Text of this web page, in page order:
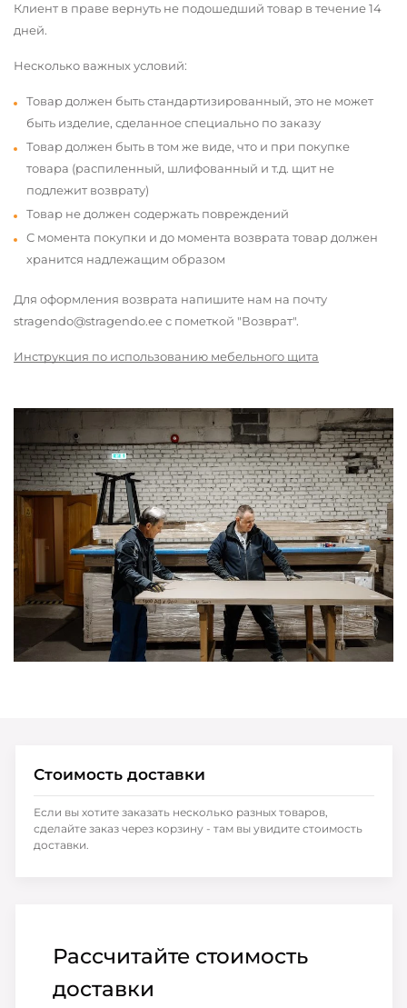
Клиент в праве вернуть не подошедший товар в течение 14
дней.
Несколько важных условий:
Товар должен быть стандартизированный, это не может
быть изделие, сделанное специально по заказу
Товар должен быть в том же виде, что и при покупке
товара (распиленный, шлифованный и т.д. щит не
подлежит возврату)
Товар не должен содержать повреждений
С момента покупки и до момента возврата товар должен
хранится надлежащим образом
Для оформления возврата напишите нам на почту
stragendo@stragendo.ee с пометкой "Возврат".
Инструкция по использованию мебельного щита
Рассчитайте стоимость
доставки
Стоимость доставки
Если вы хотите заказать несколько разных товаров,
сделайте заказ через корзину - там вы увидите стоимость
доставки.